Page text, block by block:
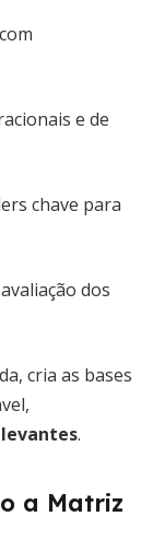
e de
chave para
dos
cria as bases
.
a Matriz